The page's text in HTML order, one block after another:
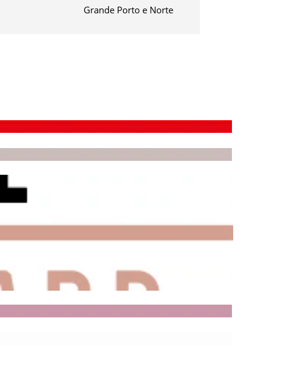
Grande Porto e Norte